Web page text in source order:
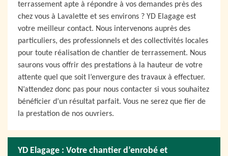
terrassement apte à répondre à vos demandes près des
chez vous à Lavalette et ses environs ? YD Elagage est
votre meilleur contact. Nous intervenons auprès des
particuliers, des professionnels et des collectivités locales
pour toute réalisation de chantier de terrassement. Nous
saurons vous offrir des prestations à la hauteur de votre
attente quel que soit l’envergure des travaux à effectuer.
N’attendez donc pas pour nous contacter si vous souhaitez
bénéficier d’un résultat parfait. Vous ne serez que fier de
la prestation de nos ouvriers.
YD Elagage : Votre chantier d’enrobé et